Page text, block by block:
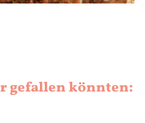
gefallen könnten: